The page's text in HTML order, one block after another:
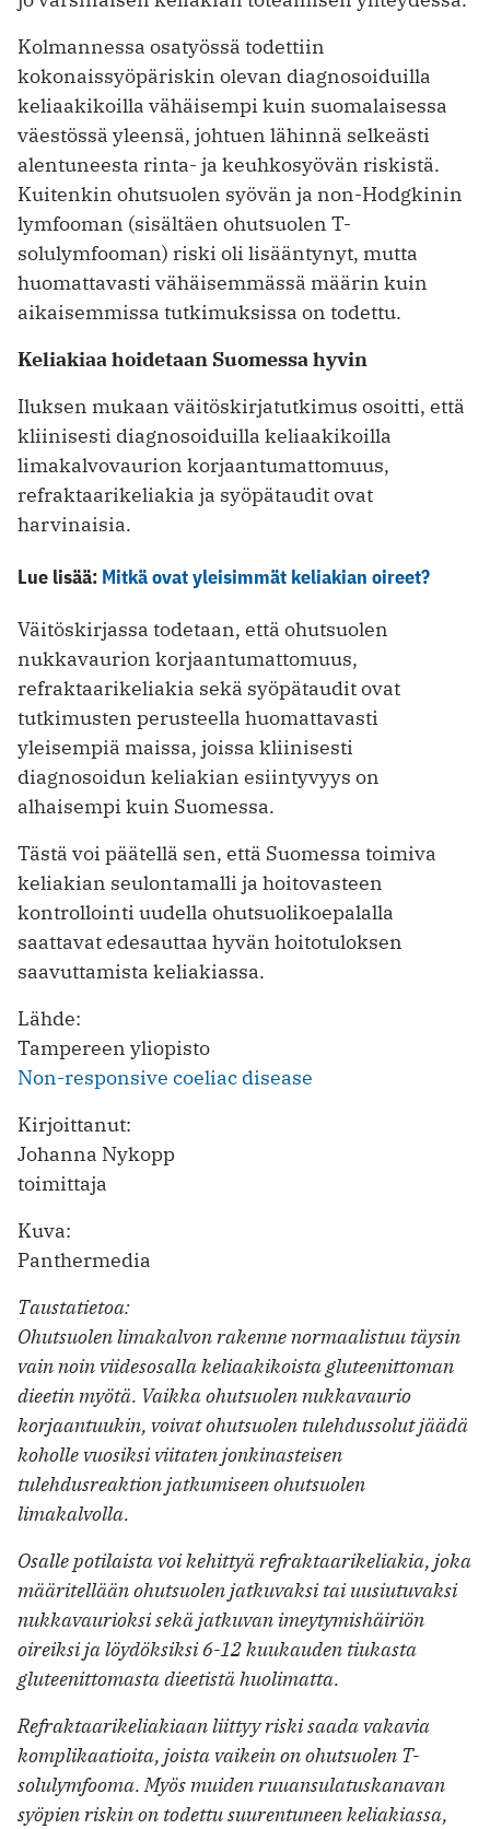
Kolmannessa osatyössä todettiin
kokonaissyöpäriskin olevan diagnosoiduilla
keliaakikoilla vähäisempi kuin suomalaisessa
väestössä yleensä, johtuen lähinnä selkeästi
alentuneesta rinta- ja keuhkosyövän riskistä.
Kuitenkin ohutsuolen syövän ja non-Hodgkinin
lymfooman (sisältäen ohutsuolen T-
solulymfooman) riski oli lisääntynyt, mutta
huomattavasti vähäisemmässä määrin kuin
aikaisemmissa tutkimuksissa on todettu.
Keliakiaa hoidetaan Suomessa hyvin
Iluksen mukaan väitöskirjatutkimus osoitti, että
kliinisesti diagnosoiduilla keliaakikoilla
limakalvovaurion korjaantumattomuus,
refraktaarikeliakia ja syöpätaudit ovat
harvinaisia.
Lue lisää: Mitkä ovat yleisimmät keliakian oireet?
Väitöskirjassa todetaan, että ohutsuolen
nukkavaurion korjaantumattomuus,
refraktaarikeliakia sekä syöpätaudit ovat
tutkimusten perusteella huomattavasti
yleisempiä maissa, joissa kliinisesti
diagnosoidun keliakian esiintyvyys on
alhaisempi kuin Suomessa.
Tästä voi päätellä sen, että Suomessa toimiva
keliakian seulontamalli ja hoitovasteen
kontrollointi uudella ohutsuolikoepalalla
saattavat edesauttaa hyvän hoitotuloksen
saavuttamista keliakiassa.
Lähde:
Tampereen yliopisto
Non-responsive coeliac disease
Kirjoittanut:
Johanna Nykopp
toimittaja
Kuva:
Panthermedia
Taustatietoa:
Ohutsuolen limakalvon rakenne normaalistuu täysin
vain noin viidesosalla keliaakikoista gluteenittoman
dieetin myötä. Vaikka ohutsuolen nukkavaurio
korjaantuukin, voivat ohutsuolen tulehdussolut jäädä
koholle vuosiksi viitaten jonkinasteisen
tulehdusreaktion jatkumiseen ohutsuolen
limakalvolla.
Osalle potilaista voi kehittyä refraktaarikeliakia, joka
määritellään ohutsuolen jatkuvaksi tai uusiutuvaksi
nukkavaurioksi sekä jatkuvan imeytymishäiriön
oireiksi ja löydöksiksi 6-12 kuukauden tiukasta
gluteenittomasta dieetistä huolimatta.
Refraktaarikeliakiaan liittyy riski saada vakavia
komplikaatioita, joista vaikein on ohutsuolen T-
solulymfooma. Myös muiden ruuansulatuskanavan
syöpien riskin on todettu suurentuneen keliakiassa,